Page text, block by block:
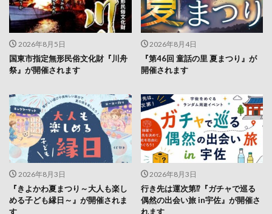
2026年8月5日
国東市指定無形民俗文化財『川舟
祭』が開催されます
2026年8月4日
『第46回 童話の里 夏まつり』が
開催されます
2026年8月3日
『きよかわ夏まつり～大人も楽し
める子ども縁日～』が開催されま
す
2026年8月3日
行き先は運次第⁉『ガチャで巡る
偶然の出会い旅 in宇佐』が開催さ
れます